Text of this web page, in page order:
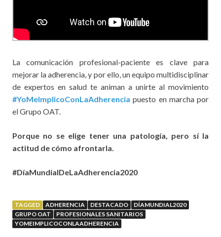
La comunicación profesional-paciente es clave para
mejorar la adherencia, y por ello, un equipo multidisciplinar
de expertos en salud te animan a unirte al movimiento
#YoMeImplicoConLaAdherencia puesto en marcha por
el Grupo OAT.
Porque no se elige tener una patología, pero sí la
actitud de cómo afrontarla.
#DíaMundialDeLaAdherencia2020
TAGGED ADHERENCIA DESTACADO
DÍAMUNDIAL2020
GRUPO OAT
PROFESIONALES SANITARIOS
YOMEIMPLICOCONLAADHERENCIA